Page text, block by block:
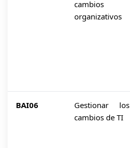
cambios
organizativos
BAI06
Gestionar los
cambios de TI